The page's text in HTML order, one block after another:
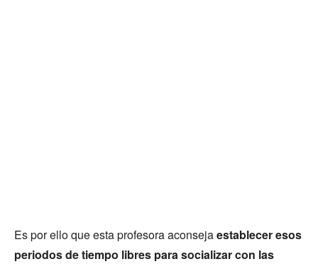
Es por ello que esta profesora aconsejaestablecer esos
periodos de tiempo libres para socializar con las